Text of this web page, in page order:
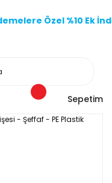
Özel %10 Ek
Sepetim